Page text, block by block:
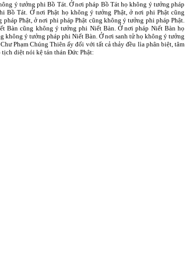
ý tưởng phi Bồ Tát. Ở nơi pháp Bồ Tát họ không ý tưởng pháp
Tát. Ở nơi Phật họ không ý tưởng Phật, ở nơi phi Phật cũng
Phật, ở nơi phi pháp Phật cũng không ý tưởng phi pháp Phật.
Bàn cũng không ý tưởng phi Niết Bàn. Ở nơi pháp Niết Bàn họ
ý tưởng pháp phi Niết Bàn. Ở nơi sanh tử họ không ý tưởng
Phạm Chúng Thiên ấy đối với tất cả thảy đều lìa phân biệt, tâm
diệt nói kệ tán thán Ðức Phật: